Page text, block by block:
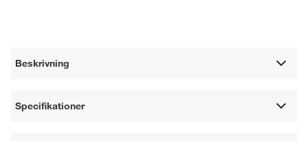
Beskrivning
Specifikationer